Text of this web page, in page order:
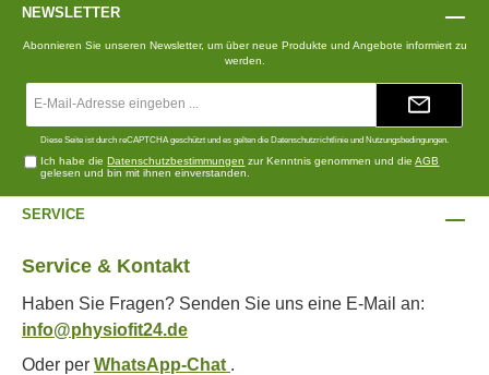
NEWSLETTER
Abonnieren Sie unseren Newsletter, um über neue Produkte und Angebote informiert zu
werden.
Diese Seite ist durch reCAPTCHA geschützt und es gelten die Datenschutzrichtlinie und Nutzungsbedingungen.
Ich habe dieDatenschutzbestimmungen zur Kenntnis genommen und dieAGB
gelesen und bin mit ihnen einverstanden.
SERVICE
Service & Kontakt
Haben Sie Fragen? Senden Sie uns eine E-Mail an:
info@physiofit24.de
Oder per WhatsApp-Chat .